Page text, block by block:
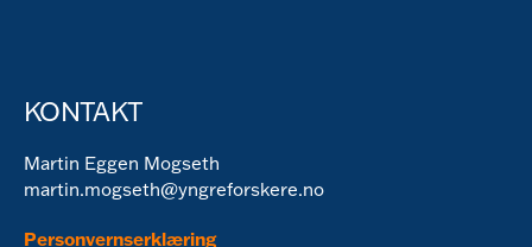
KONTAKT
Martin Eggen Mogseth
martin.mogseth@yngreforskere.no
Personvernserklæring